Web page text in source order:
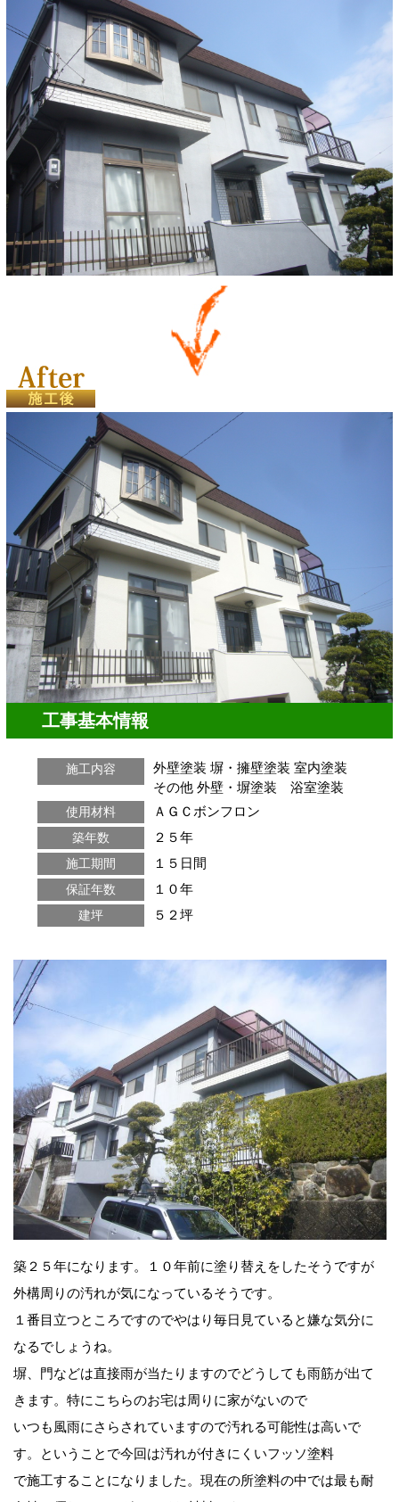
工事基本情報
施工内容 外壁塗装 塀・擁壁塗装 室内塗装
その他 外壁・塀塗装 浴室塗装
使用材料 ＡＧＣボンフロン
築年数 ２５年
施工期間 １５日間
保証年数 １０年
建坪 ５２坪
築２５年になります。１０年前に塗り替えをしたそうですが
外構周りの汚れが気になっているそうです。
１番目立つところですのでやはり毎日見ていると嫌な気分に
なるでしょうね。
塀、門などは直接雨が当たりますのでどうしても雨筋が出て
きます。特にこちらのお宅は周りに家がないので
いつも風雨にさらされていますので汚れる可能性は高いで
す。ということで今回は汚れが付きにくいフッソ塗料
で施工することになりました。現在の所塗料の中では最も耐